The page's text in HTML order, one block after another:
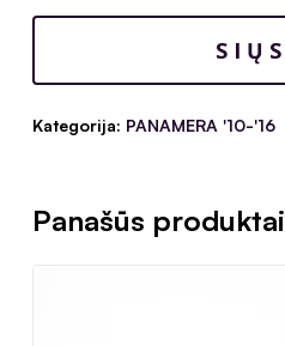
Kategorija: PANAMERA '10-'16
Panašūs produktai